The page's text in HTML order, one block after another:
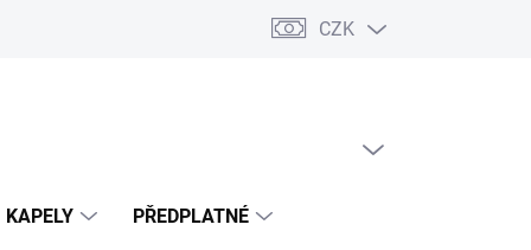
CZK
KAPELY PŘEDPLATNÉ